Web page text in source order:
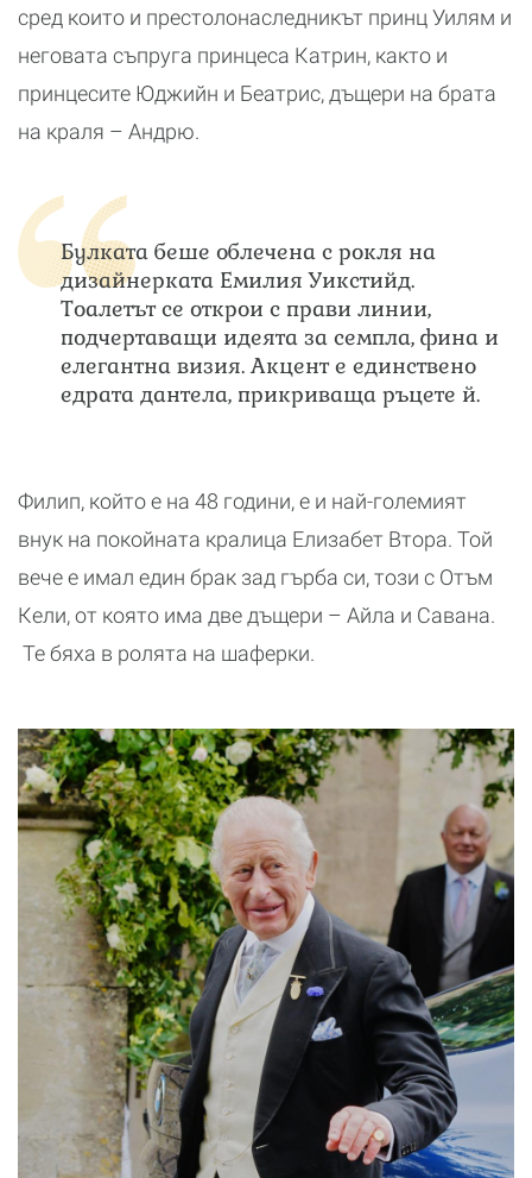
сред които и престолонаследникът принц Уилям и
неговата съпруга принцеса Катрин, както и
принцесите Юджийн и Беатрис, дъщери на брата
на краля – Андрю.
Булката беше облечена с рокля на
дизайнерката Емилия Уикстийд.
Тоалетът се открои с прави линии,
подчертаващи идеята за семпла, фина и
елегантна визия. Акцент е единствено
едрата дантела, прикриваща ръцете й.
Филип, който е на 48 години, е и най-големият
внук на покойната кралица Елизабет Втора. Той
вече е имал един брак зад гърба си, този с Отъм
Кели, от която има две дъщери – Айла и Савана.
Те бяха в ролята на шаферки.